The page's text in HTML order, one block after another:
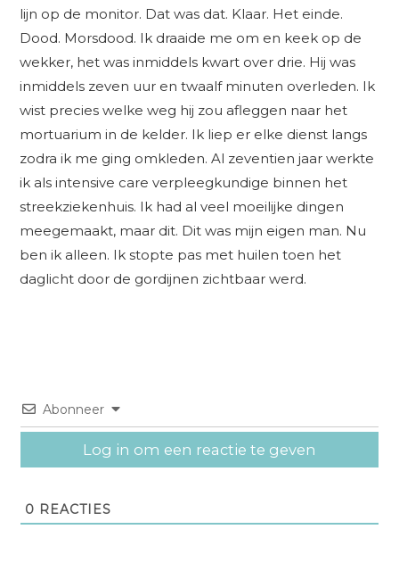
lijn op de monitor. Dat was dat. Klaar. Het einde.
Dood. Morsdood. Ik draaide me om en keek op de
wekker, het was inmiddels kwart over drie. Hij was
inmiddels zeven uur en twaalf minuten overleden. Ik
wist precies welke weg hij zou afleggen naar het
mortuarium in de kelder. Ik liep er elke dienst langs
zodra ik me ging omkleden. Al zeventien jaar werkte
ik als intensive care verpleegkundige binnen het
streekziekenhuis. Ik had al veel moeilijke dingen
meegemaakt, maar dit. Dit was mijn eigen man. Nu
ben ik alleen. Ik stopte pas met huilen toen het
daglicht door de gordijnen zichtbaar werd.
Abonneer
Log in om een reactie te geven
0 REACTIES